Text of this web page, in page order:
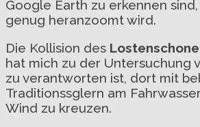
Google Earth zu erkennen
genug heranzoomt wird.
Die Kollision des
hat mich zu der Untersuchung
zu verantworten ist, dort mit
Traditionssglern am
Wind zu kreuzen.